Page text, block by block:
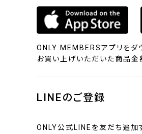
ONLY MEMBERSアプリをダ
お買い上げいただいた商品金
LINEのご登録
ONLY公式LINEを友だち追加